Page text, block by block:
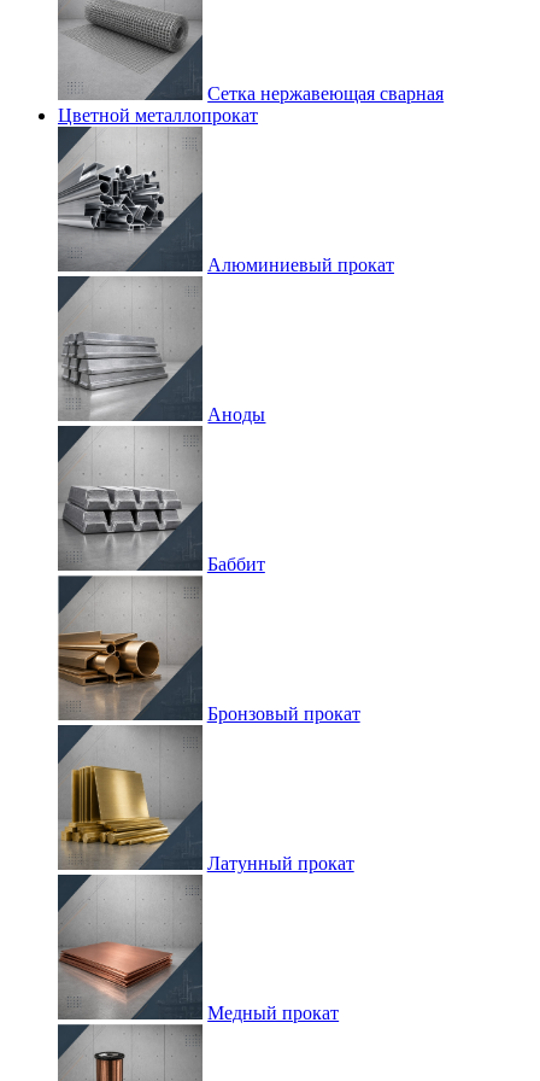
Сетка нержавеющая сварная
Цветной металлопрокат
Алюминиевый прокат
Аноды
Баббит
Бронзовый прокат
Латунный прокат
Медный прокат